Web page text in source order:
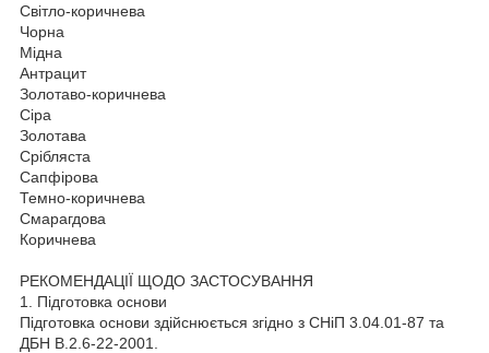
Світло-коричнева
Чорна
Мідна
Антрацит
Золотаво-коричнева
Сіра
Золотава
Срібляста
Сапфірова
Темно-коричнева
Смарагдова
Коричнева
РЕКОМЕНДАЦІЇ ЩОДО ЗАСТОСУВАННЯ
1. Підготовка основи
Підготовка основи здійснюється згідно з СНіП 3.04.01-87 та
ДБН В.2.6-22-2001.